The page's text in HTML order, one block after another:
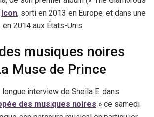
Icon, sorti en 2013 en Europe, et dans une
2014 aux États-Unis.
des musiques noires
Muse de Prince
interview de Sheila E. dans
des musiques noires » ce samedi